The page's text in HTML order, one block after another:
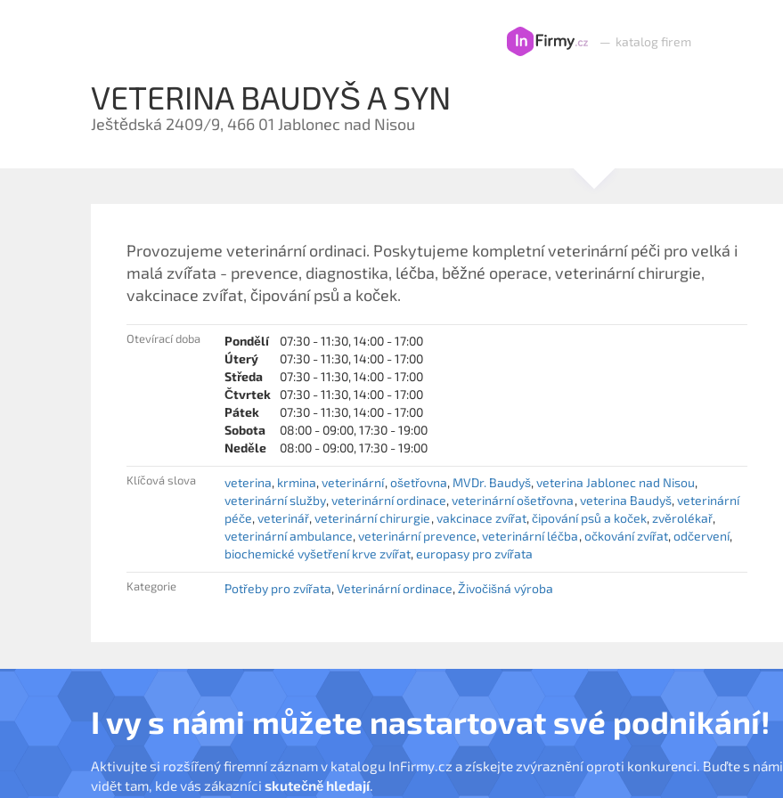
— katalog firem
VETERINA BAUDYŠ A SYN
Ještědská 2409/9, 466 01 Jablonec nad Nisou
Provozujeme veterinární ordinaci. Poskytujeme kompletní veterinární péči pro velká i
malá zvířata - prevence, diagnostika, léčba, běžné operace, veterinární chirurgie,
vakcinace zvířat, čipování psů a koček.
Otevírací doba Pondělí
07:30 - 11:30, 14:00 - 17:00
Úterý
07:30 - 11:30, 14:00 - 17:00
Středa
07:30 - 11:30, 14:00 - 17:00
Čtvrtek
07:30 - 11:30, 14:00 - 17:00
Pátek
07:30 - 11:30, 14:00 - 17:00
Sobota
08:00 - 09:00, 17:30 - 19:00
Neděle
08:00 - 09:00, 17:30 - 19:00
Klíčová slova veterina krmina veterinární ošetřovna MVDr. Baudyš veterina Jablonec nad Nisou
veterinární služby veterinární ordinace veterinární ošetřovna veterina Baudyš veterinární
péče veterinář veterinární chirurgie vakcinace zvířat čipování psů a koček zvěrolékař
veterinární ambulance veterinární prevence veterinární léčba očkování zvířat odčervení
biochemické vyšetření krve zvířat europasy pro zvířata
Kategorie Potřeby pro zvířata Veterinární ordinace Živočišná výroba
I vy s námi můžete nastartovat své podnikání!
Aktivujte si rozšířený firemní záznam v katalogu InFirmy.cz a získejte zvýraznění oproti konkurenci. Buďte s námi
vidět tam, kde vás zákazníci skutečně hledají.